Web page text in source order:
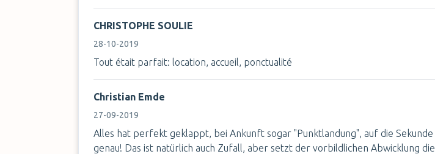
CHRISTOPHE SOULIE
28-10-2019
Tout était parfait: location, accueil, ponctualité
Christian Emde
27-09-2019
Alles hat perfekt geklappt, bei Ankunft sogar "Punktlandung", auf die Sekunde
genau! Das ist natürlich auch Zufall, aber setzt der vorbildlichen Abwicklung die